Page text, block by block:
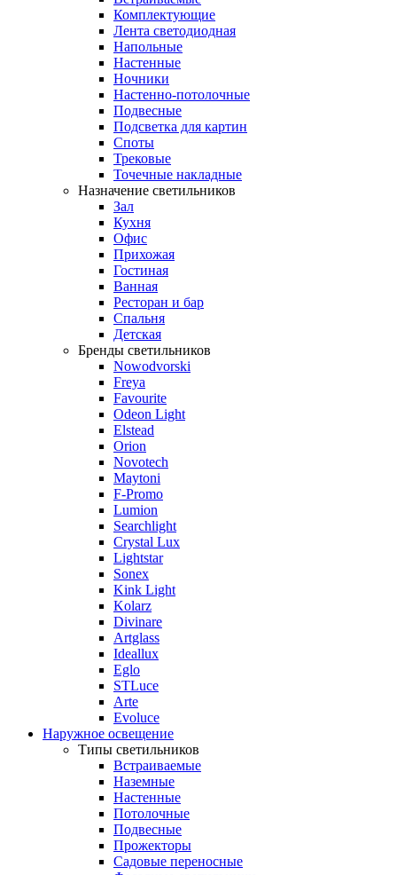
Комплектующие
Лента светодиодная
Напольные
Настенные
Ночники
Настенно-потолочные
Подвесные
Подсветка для картин
Споты
Трековые
Точечные накладные
Назначение светильников
Зал
Кухня
Офис
Прихожая
Гостиная
Ванная
Ресторан и бар
Спальня
Детская
Бренды светильников
Nowodvorski
Freya
Favourite
Odeon Light
Elstead
Orion
Novotech
Maytoni
F-Promo
Lumion
Searchlight
Crystal Lux
Lightstar
Sonex
Kink Light
Kolarz
Divinare
Artglass
Ideallux
Eglo
STLuce
Arte
Evoluce
Наружное освещение
Типы светильников
Встраиваемые
Наземные
Настенные
Потолочные
Подвесные
Прожекторы
Садовые переносные